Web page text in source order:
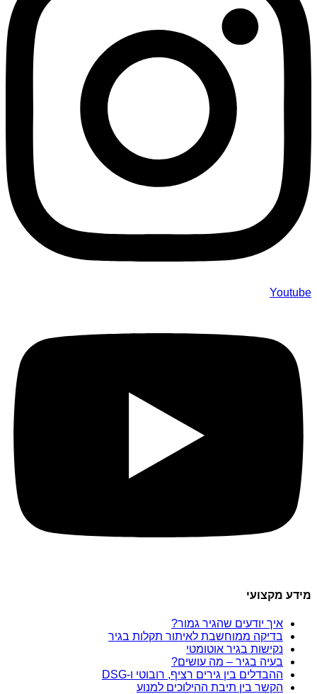
Youtube
מידע מקצועי
איך יודעים שהגיר גמור?
בדיקה ממוחשבת לאיתור תקלות בגיר
נקישות בגיר אוטומטי
בעיה בגיר – מה עושים?
ההבדלים בין גירים רציף, רובוטי ו-DSG
הקשר בין תיבת ההילוכים למנוע